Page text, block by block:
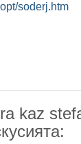
soderj.htm
kaz